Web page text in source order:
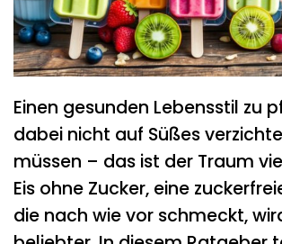
Einen gesunden Lebensstil zu
dabei nicht auf Süßes
müssen – das ist der Traum
Eis ohne Zucker, eine
die nach wie vor schmeckt,